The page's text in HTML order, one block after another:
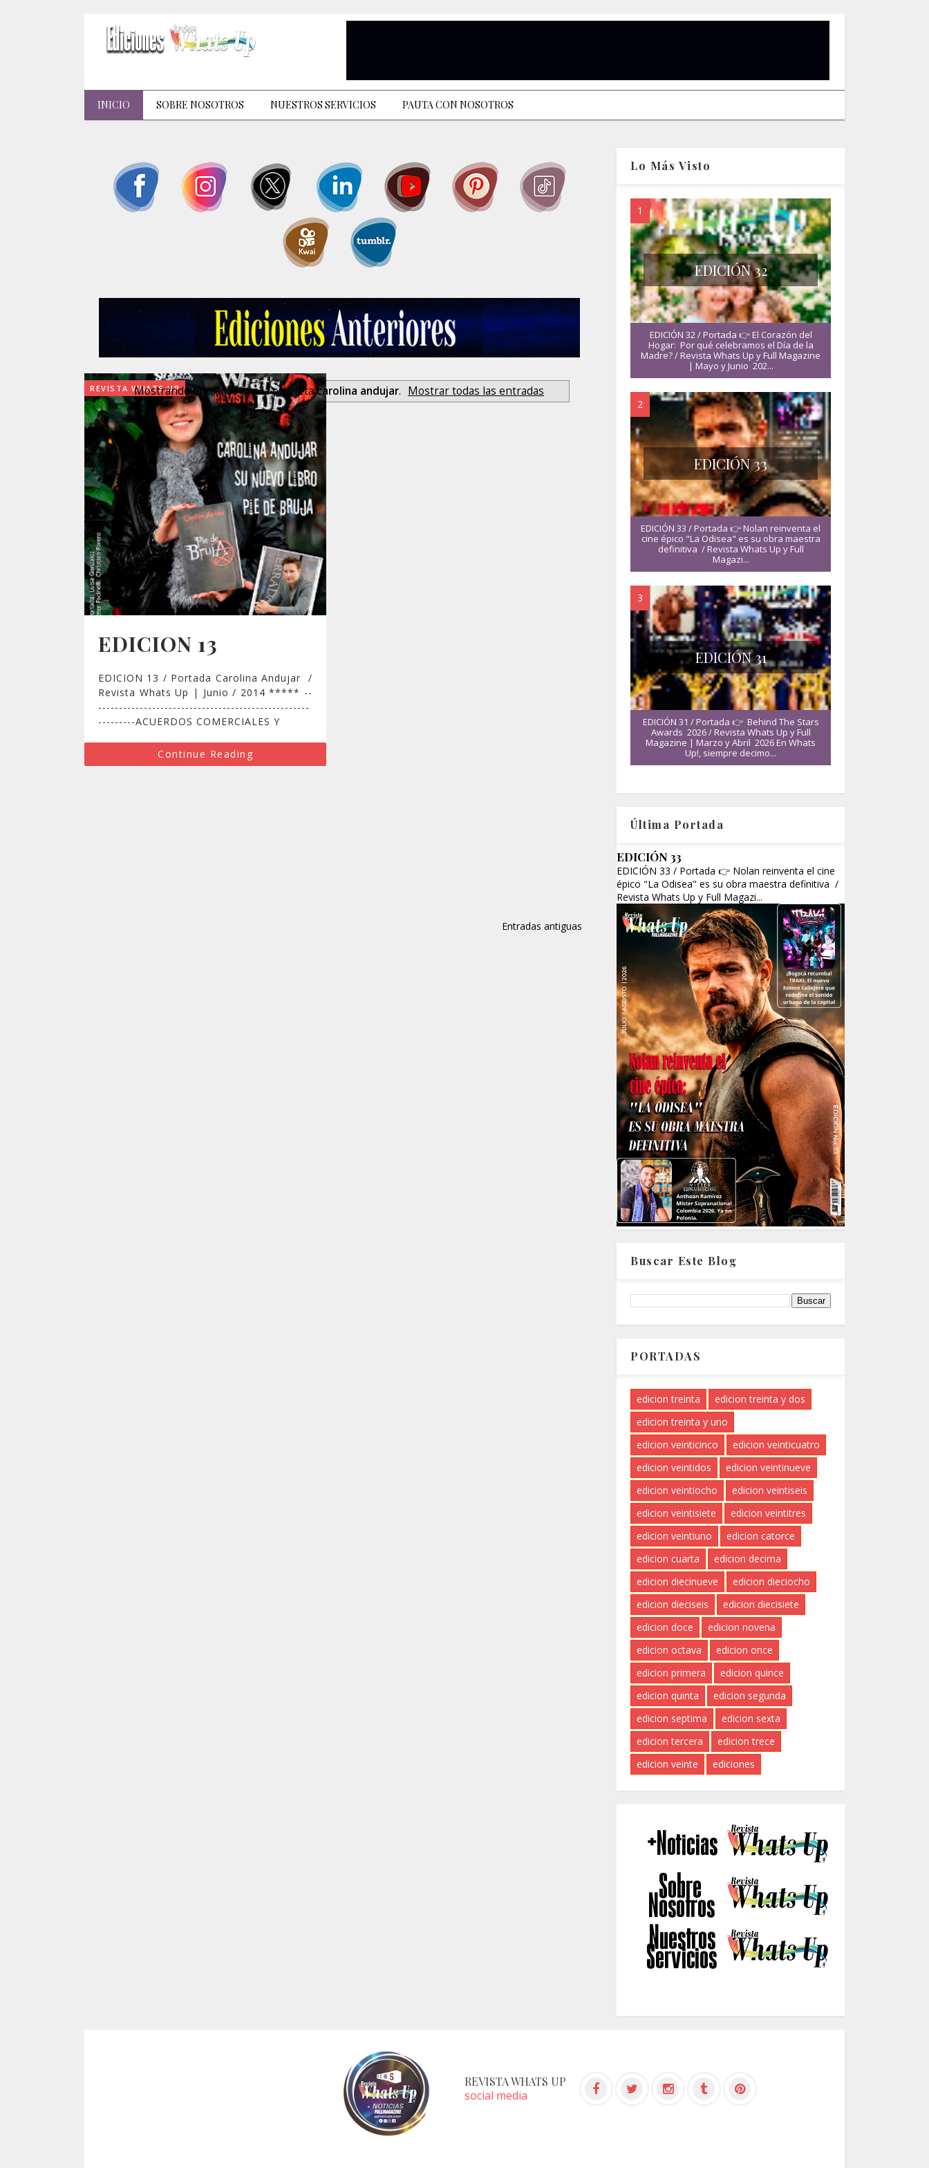
INICIO SOBRE NOSOTROS NUESTROS SERVICIOS PAUTA CON NOSOTROS
Mostrando entradas con la etiquetacarolina andujar. Mostrar todas las entradas
REVISTA WHATS UP
EDICION 13
EDICION 13 / Portada Carolina Andujar /
Revista Whats Up | Junio / 2014 ***** --
---------------------------------------------------
---------ACUERDOS COMERCIALES Y
Continue Reading
Entradas antiguas
Lo Más Visto
EDICIÓN 32
EDICIÓN 32 / Portada 👉 El Corazón del
Hogar: Por qué celebramos el Día de la
Madre? / Revista Whats Up y Full Magazine
| Mayo y Junio 202...
EDICIÓN 33
EDICIÓN 33 / Portada 👉 Nolan reinventa el
cine épico "La Odisea" es su obra maestra
definitiva / Revista Whats Up y Full
Magazi...
EDICIÓN 31
EDICIÓN 31 / Portada 👉 Behind The Stars
Awards 2026 / Revista Whats Up y Full
Magazine | Marzo y Abril 2026 En Whats
Up!, siempre decimo...
Última Portada
EDICIÓN 33
EDICIÓN 33 / Portada 👉 Nolan reinventa el cine
épico "La Odisea" es su obra maestra definitiva /
Revista Whats Up y Full Magazi...
Buscar Este Blog
PORTADAS
edicion treinta
edicion treinta y dos
edicion treinta y uno
edicion veinticinco
edicion veinticuatro
edicion veintidos
edicion veintinueve
edicion veintiocho
edicion veintiseis
edicion veintisiete
edicion veintitres
edicion veintiuno
edicion catorce
edicion cuarta
edicion decima
edicion diecinueve
edicion dieciocho
edicion dieciseis
edicion diecisiete
edicion doce
edicion novena
edicion octava
edicion once
edicion primera
edicion quince
edicion quinta
edicion segunda
edicion septima
edicion sexta
edicion tercera
edicion trece
edicion veinte
ediciones
REVISTA WHATS UP
social media